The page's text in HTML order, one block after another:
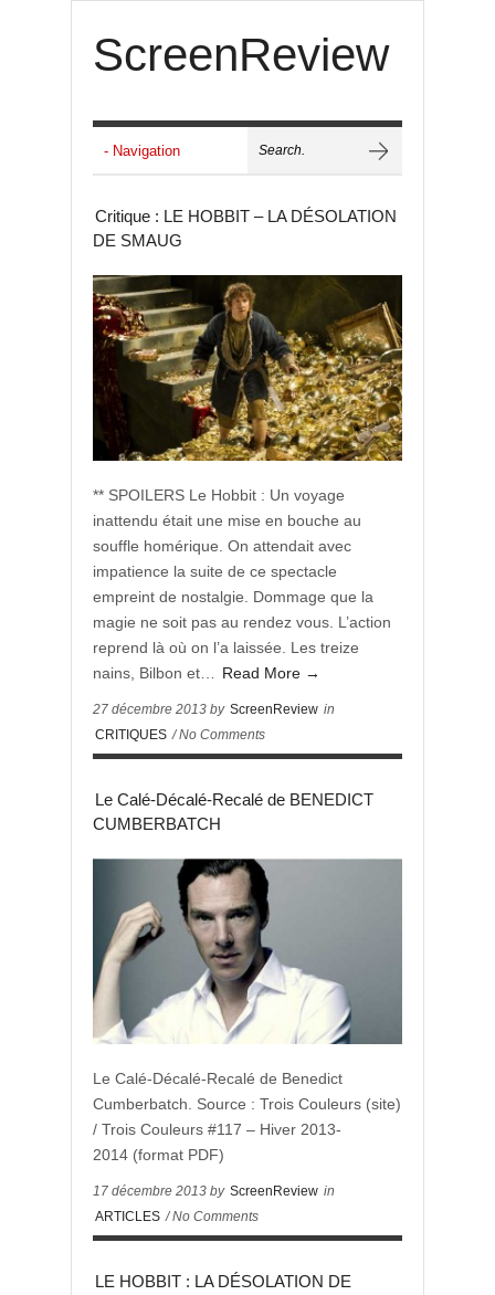
ScreenReview
Critique : LE HOBBIT – LA DÉSOLATION
DE SMAUG
** SPOILERS Le Hobbit : Un voyage
inattendu était une mise en bouche au
souffle homérique. On attendait avec
impatience la suite de ce spectacle
empreint de nostalgie. Dommage que la
magie ne soit pas au rendez vous. L’action
reprend là où on l’a laissée. Les treize
nains, Bilbon et…
Read More →
27 décembre 2013 by ScreenReview in
CRITIQUES / No Comments
Le Calé-Décalé-Recalé de BENEDICT
CUMBERBATCH
Le Calé-Décalé-Recalé de Benedict
Cumberbatch. Source : Trois Couleurs (site)
/ Trois Couleurs #117 – Hiver 2013-
2014 (format PDF)
17 décembre 2013 by ScreenReview in
ARTICLES / No Comments
LE HOBBIT : LA DÉSOLATION DE